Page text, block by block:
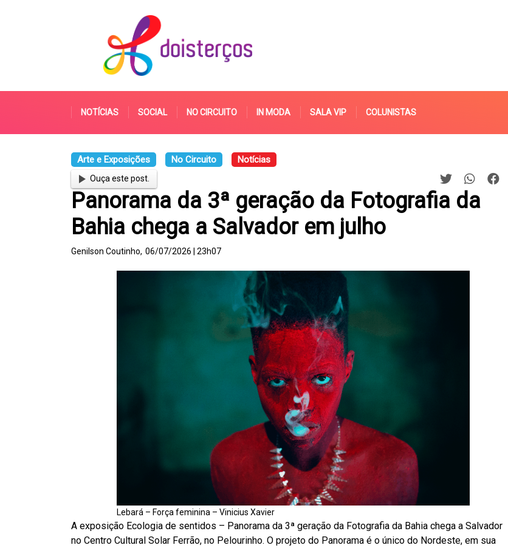
NOTÍCIAS SOCIAL NO CIRCUITO IN MODA SALA VIP COLUNISTAS
Arte e Exposições No Circuito Notícias
Ouça este post.
Panorama da 3ª geração da Fotografia da
Bahia chega a Salvador em julho
Genilson Coutinho, 06/07/2026 | 23h07
Lebará – Força feminina – Vinicius Xavier
A exposição Ecologia de sentidos – Panorama da 3ª geração da Fotografia da Bahia chega a Salvador
no Centro Cultural Solar Ferrão, no Pelourinho. O projeto do Panorama é o único do Nordeste, em sua